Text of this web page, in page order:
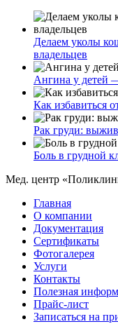
Делаем уколы
владельцев
Ангина у детей
Как избавиться
Рак груди:
Боль в грудной
Мед. центр
Главная
О компании
Документация
Сертификаты
Фотогалерея
Услуги
Контакты
Полезная
Прайс-лист
Записаться на